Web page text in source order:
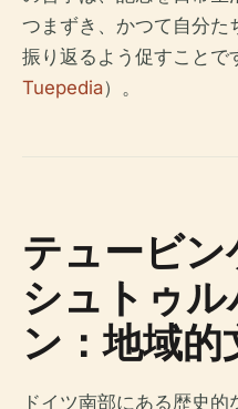
つまずき、かつて自分た
振り返るよう促すことで
Tuepedia）。
テュービ
シュトゥ
ン：地域
ドイツ南部にある歴史的